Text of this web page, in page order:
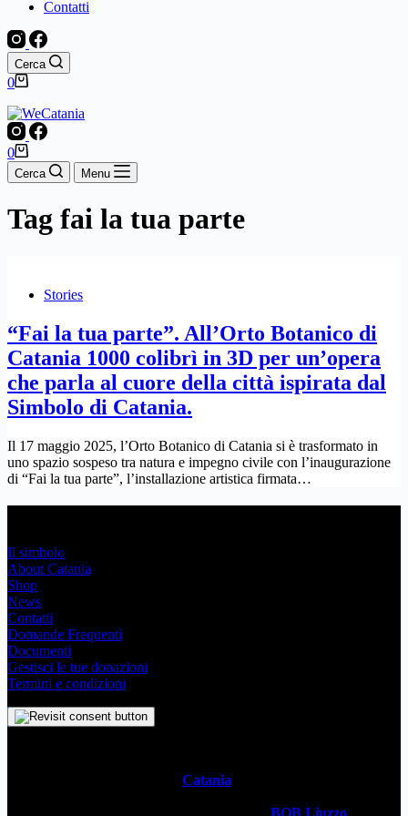
Contatti
Cerca
Carrello
0
Carrello
0
Cerca Menu
Tag fai la tua parte
Stories
“Fai la tua parte”. All’Orto Botanico di
Catania 1000 colibrì in 3D per un’opera
che parla al cuore della città ispirata dal
Simbolo di Catania.
Il 17 maggio 2025, l’Orto Botanico di Catania si è trasformato in
uno spazio sospeso tra natura e impegno civile con l’inaugurazione
di “Fai la tua parte”, l’installazione artistica firmata…
Il simbolo
About Catania
Shop
News
Contatti
Domande Frequenti
Documenti
Gestisci le tue donazioni
Termini e condizioni
Catania
BOB Liuzzo, questo